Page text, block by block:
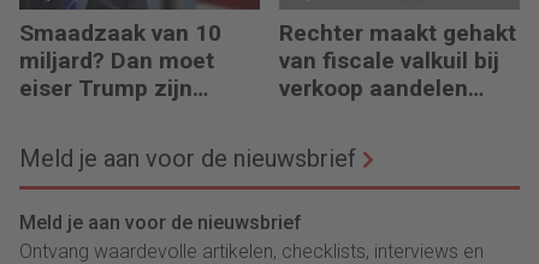
Smaadzaak van 10
miljard? Dan moet
eiser Trump zijn
Rechter maakt gehakt
van fiscale valkuil bij
verkoop aandelen
Meld je aan voor de nieuwsbrief
Meld je aan voor de nieuwsbrief
Ontvang waardevolle artikelen, checklists, interviews en